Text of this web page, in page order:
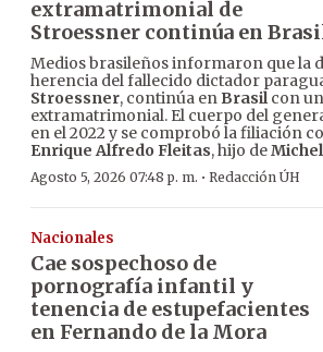
extramatrimonial de
Stroessner continúa en
Medios brasileños informaron que la
herencia del fallecido dictador
Stroessner, continúa en Brasilcon
extramatrimonial. El cuerpo del
en el 2022 y se comprobó la filiación
Enrique Alfredo Fleitas, hijo de
Agosto 5, 2026 07:48 p. m. · Redacción ÚH
Nacionales
Cae sospechoso de
pornografía infantil y
tenencia de estupefacientes
en Fernando de la Mora